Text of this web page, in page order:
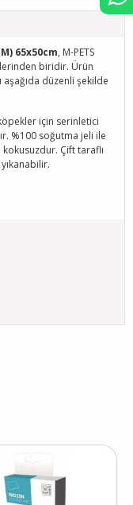
65x50cm, M-PETS
biridir. Ürün
aşağıda düzenli şekilde
için serinletici
%100 soğutma jeli ile
Çift taraflı